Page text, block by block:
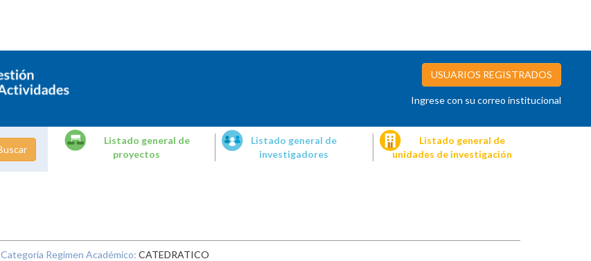
USUARIOS REGISTRADOS
Ingrese con su correo institucional
Listado general de
proyectos
Listado general de
investigadores
Listado general de
unidades de investigación
Categoría Regimen Académico: CATEDRATICO